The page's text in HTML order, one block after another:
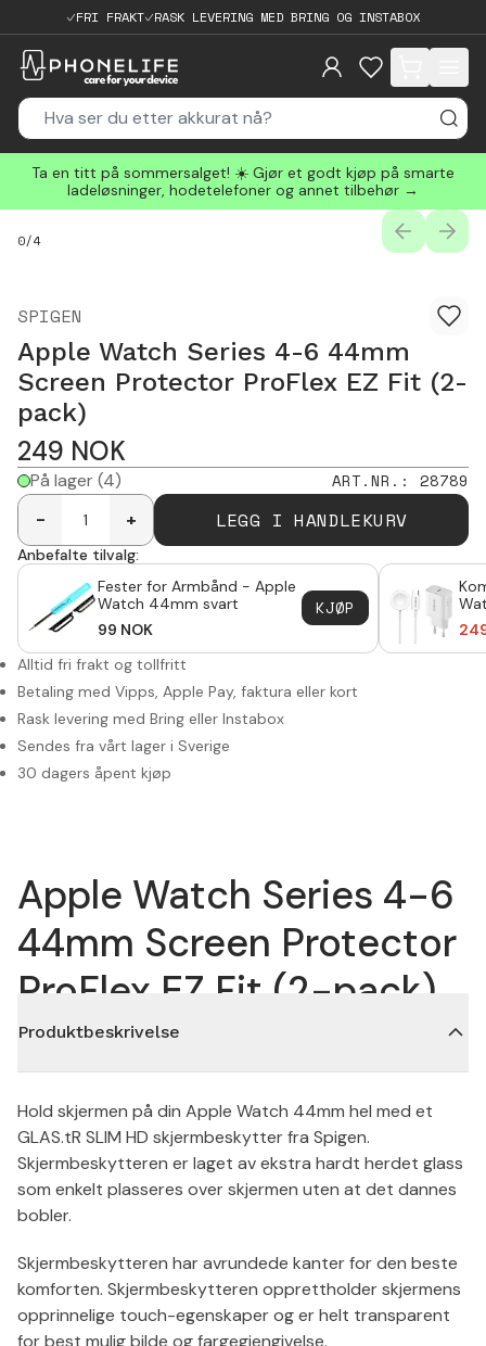
FRI FRAKT RASK LEVERING MED BRING OG INSTABOX
items in cart,
Ta en titt på sommersalget! ☀️ Gjør et godt kjøp på smarte
ladeløsninger, hodetelefoner og annet tilbehør →
0/4
SPIGEN
Apple Watch Series 4-6 44mm
Screen Protector ProFlex EZ Fit (2-
pack)
249 NOK
På lager(4) ART.NR. : 28789
-
+ LEGG I HANDLEKURV
Anbefalte tilvalg:
Fester for Armbånd - Apple
Watch 44mm svart
99 NOK
KJØP
Hvit
Alltid fri frakt og tollfritt
Betaling med Vipps, Apple Pay, faktura eller kort
Rask levering med Bring eller Instabox
Sendes fra vårt lager i Sverige
30 dagers åpent kjøp
Apple Watch Series 4-6
44mm Screen Protector
ProFlex EZ Fit (2-pack)
Produktbeskrivelse
Hold skjermen på din Apple Watch 44mm hel med et
GLAS.tR SLIM HD skjermbeskytter fra Spigen.
Skjermbeskytteren er laget av ekstra hardt herdet glass
som enkelt plasseres over skjermen uten at det dannes
bobler.
Skjermbeskytteren har avrundede kanter for den beste
komforten. Skjermbeskytteren opprettholder skjermens
opprinnelige touch-egenskaper og er helt transparent
for best mulig bilde og fargegjengivelse.